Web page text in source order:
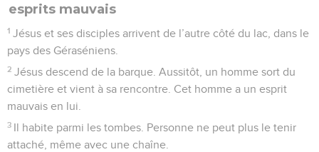
esprits mauvais
1 Jésus et ses disciples arrivent de l’autre côté du lac, dans le
pays des Géraséniens.
2 Jésus descend de la barque. Aussitôt, un homme sort du
cimetière et vient à sa rencontre. Cet homme a un esprit
mauvais en lui.
3 Il habite parmi les tombes. Personne ne peut plus le tenir
attaché, même avec une chaîne.